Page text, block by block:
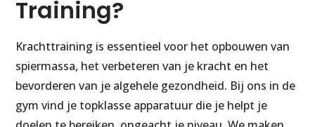
Training?
Krachttraining is essentieel voor het opbouwen van
spiermassa, het verbeteren van je kracht en het
bevorderen van je algehele gezondheid. Bij ons in de
gym vind je topklasse apparatuur die je helpt je